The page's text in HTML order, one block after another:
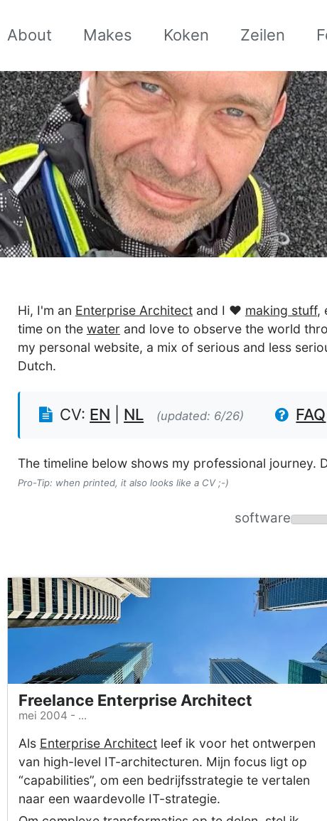
About Makes Koken Zeilen
Hi, I'm an Enterprise Architectand I ♥ making stuff,
time on the waterand love to observe the world
my personal website, a mix of serious and less
Dutch.
CV: EN NL (updated: 6/26) FAQ
The timeline below shows my professional journey.
Pro-Tip: when printed, it also looks like a CV ;-)
software
Freelance Enterprise Architect
mei 2004 - ...
Als Enterprise Architectleef ik voor het ontwerpen
van high-level IT-architecturen. Mijn focus ligt op
“capabilities”, om een bedrijfsstrategie te vertalen
naar een waardevolle IT-strategie.